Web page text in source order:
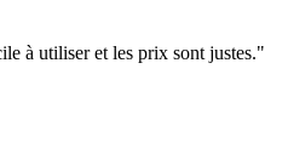
à utiliser et les prix sont justes."